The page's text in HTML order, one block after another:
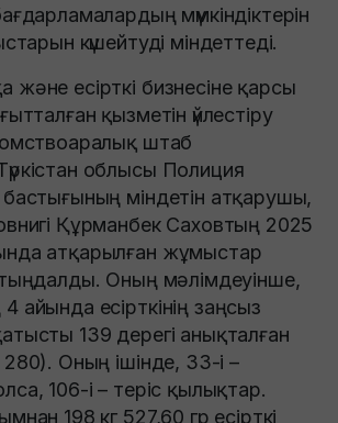
мүмкіндіктерін
күшейтуді міндеттеді.
есірткі бизнесіне қарсы
қызметін үйлестіру
штаб
облысы Полиция
бастығының міндетін атқарушы,
Құрманбек Саховтың 2025
атқарылған жұмыстар
Оның мәлімдеуінше,
айында есірткінің заңсыз
139 дерегі анықталған
Оның ішінде, 33-і –
106-і – теріс қылықтар.
198 кг 527,60 гр есірткі